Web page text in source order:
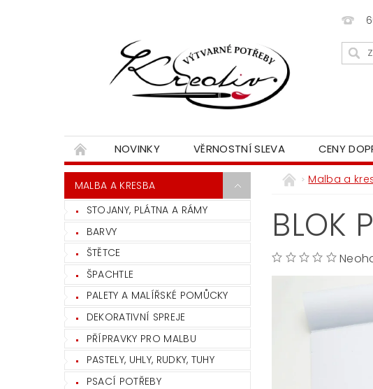
NOVINKY VĚRNOSTNÍ SLEVA CENY
MALBA A KRESBA
STOJANY, PLÁTNA A RÁMY
BARVY
ŠTĚTCE
ŠPACHTLE
PALETY A MALÍŘSKÉ POMŮCKY
DEKORATIVNÍ SPREJE
PŘÍPRAVKY PRO MALBU
PASTELY, UHLY, RUDKY, TUHY
PSACÍ POTŘEBY
Malba a
BLOK